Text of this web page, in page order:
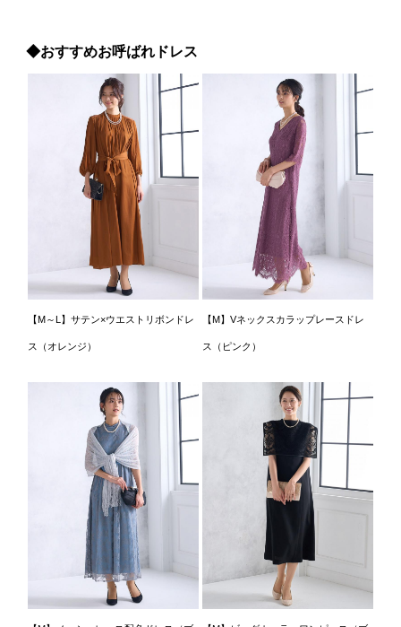
◆おすすめお呼ばれドレス
【M～L】サテン×ウエストリボンドレ
ス（オレンジ）
【M】Vネックスカラップレースドレ
ス（ピンク）